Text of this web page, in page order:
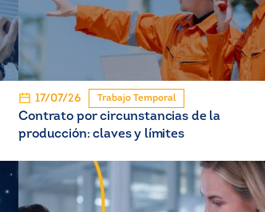
17/07/26 Trabajo Temporal
Contrato por circunstancias de la
producción: claves y límites